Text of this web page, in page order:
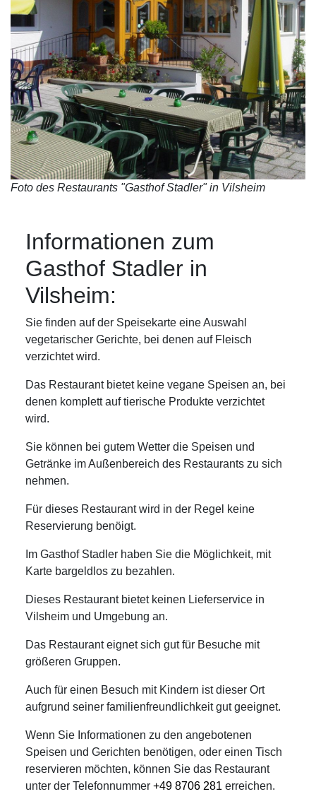
Foto des Restaurants "Gasthof Stadler" in Vilsheim
Informationen zum
Gasthof Stadler in
Vilsheim:
Sie finden auf der Speisekarte eine Auswahl
vegetarischer Gerichte, bei denen auf Fleisch
verzichtet wird.
Das Restaurant bietet keine vegane Speisen an, bei
denen komplett auf tierische Produkte verzichtet
wird.
Sie können bei gutem Wetter die Speisen und
Getränke im Außenbereich des Restaurants zu sich
nehmen.
Für dieses Restaurant wird in der Regel keine
Reservierung benöigt.
Im Gasthof Stadler haben Sie die Möglichkeit, mit
Karte bargeldlos zu bezahlen.
Dieses Restaurant bietet keinen Lieferservice in
Vilsheim und Umgebung an.
Das Restaurant eignet sich gut für Besuche mit
größeren Gruppen.
Auch für einen Besuch mit Kindern ist dieser Ort
aufgrund seiner familienfreundlichkeit gut geeignet.
Wenn Sie Informationen zu den angebotenen
Speisen und Gerichten benötigen, oder einen Tisch
reservieren möchten, können Sie das Restaurant
unter der Telefonnummer +49 8706 281 erreichen.